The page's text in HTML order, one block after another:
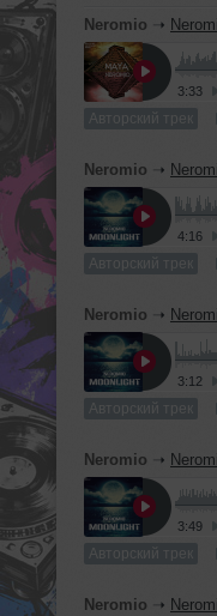
Neromio ➝
3:33
Авторский трек
Neromio ➝
4:16
Авторский трек
Neromio ➝
3:12
Авторский трек
Neromio ➝
3:49
Авторский трек
Neromio ➝